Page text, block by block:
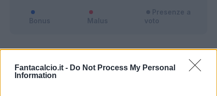
Fantacalcio.it - Do Not Process My Personal
Information
Bonus Malus
Presenze a
voto